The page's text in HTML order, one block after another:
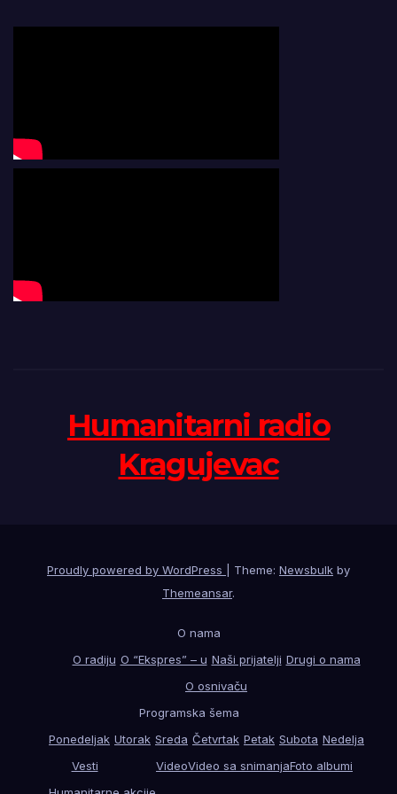
Humanitarni radio
Kragujevac
Proudly powered by WordPress Theme: Newsbulk by
Themeansar.
O nama
O radiju O “Ekspres” – u Naši prijatelji Drugi o nama
O osnivaču
Programska šema
Ponedeljak Utorak Sreda Četvrtak Petak Subota Nedelja
Vesti
VideoVideo sa snimanjaFoto albumi